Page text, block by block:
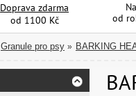
Doprava zdarma
od 1100 Kč
od
Granule pro psy » BARKING